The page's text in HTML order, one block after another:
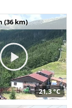
(36 km)
21,3 °C